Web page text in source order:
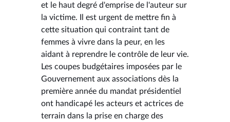
et le haut degré d'emprise de l'auteur sur
la victime. Il est urgent de mettre fin à
cette situation qui contraint tant de
femmes à vivre dans la peur, en les
aidant à reprendre le contrôle de leur vie.
Les coupes budgétaires imposées par le
Gouvernement aux associations dès la
première année du mandat présidentiel
ont handicapé les acteurs et actrices de
terrain dans la prise en charge des